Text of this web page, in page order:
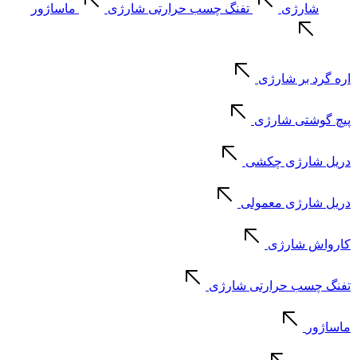
شارژی تفنگ چسب حرارتی شارژی ماساژور
اره گرد بر شارژی
پیچ گوشتی شارژی
دریل شارژی چکشی
دریل شارژی معمولی
کارواش شارژی
تفنگ چسب حرارتی شارژی
ماساژور